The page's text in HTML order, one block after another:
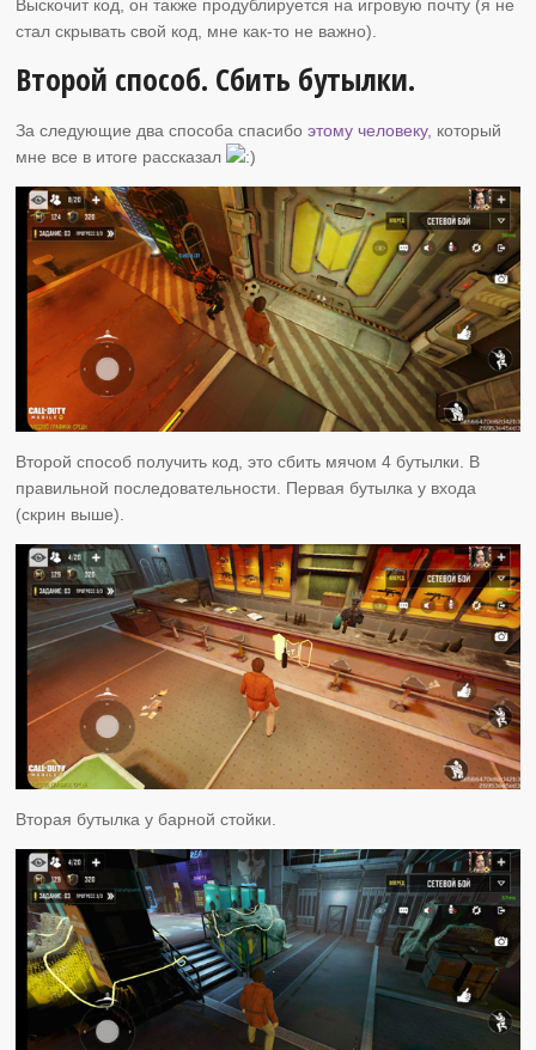
Выскочит код, он также продублируется на игровую почту (я не
стал скрывать свой код, мне как-то не важно).
Второй способ. Сбить бутылки.
За следующие два способа спасибоэтому человеку, который
мне все в итоге рассказал
Второй способ получить код, это сбить мячом 4 бутылки. В
правильной последовательности. Первая бутылка у входа
(скрин выше).
Вторая бутылка у барной стойки.